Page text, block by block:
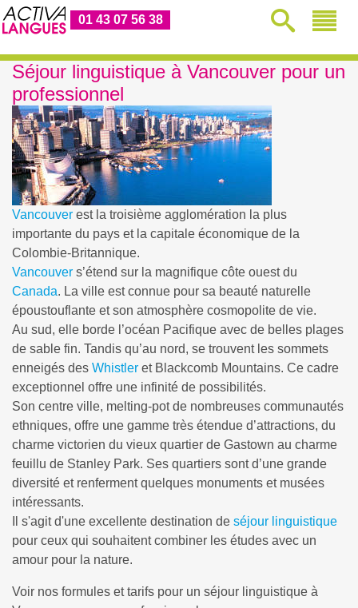
01 43 07 56 38
Séjour linguistique à Vancouver pour un
professionnel
Vancouver est la troisième agglomération la plus
importante du pays et la capitale économique de la
Colombie-Britannique.
Vancouver s’étend sur la magnifique côte ouest du
Canada. La ville est connue pour sa beauté naturelle
époustouflante et son atmosphère cosmopolite de vie.
Au sud, elle borde l’océan Pacifique avec de belles plages
de sable fin. Tandis qu’au nord, se trouvent les sommets
enneigés des Whistler et Blackcomb Mountains. Ce cadre
exceptionnel offre une infinité de possibilités.
Son centre ville, melting-pot de nombreuses communautés
ethniques, offre une gamme très étendue d’attractions, du
charme victorien du vieux quartier de Gastown au charme
feuillu de Stanley Park. Ses quartiers sont d’une grande
diversité et renferment quelques monuments et musées
intéressants.
Il s'agit d'une excellente destination de séjour linguistique
pour ceux qui souhaitent combiner les études avec un
amour pour la nature.
Voir nos formules et tarifs pour un séjour linguistique à